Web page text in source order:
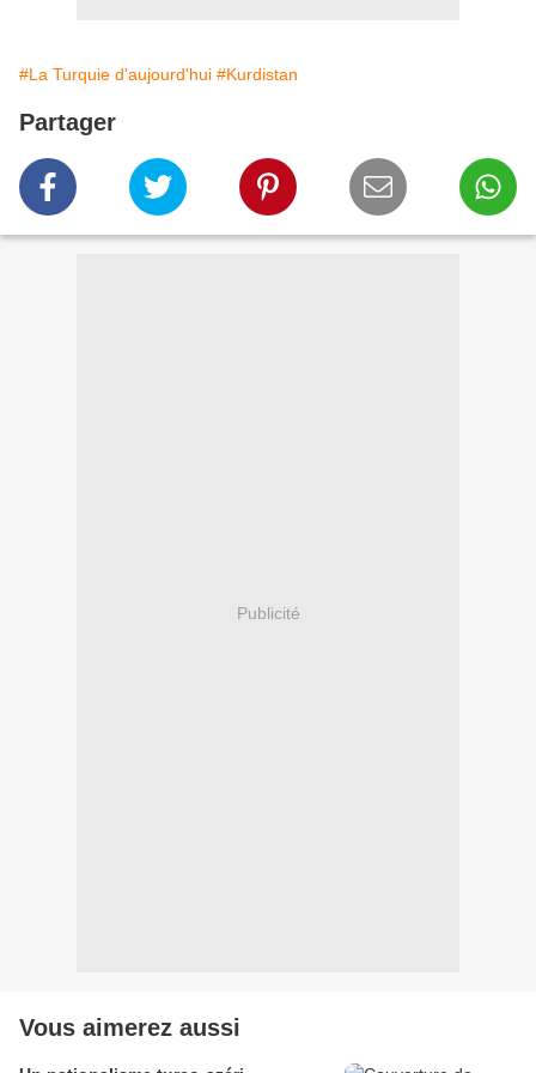
#La Turquie d'aujourd'hui #Kurdistan
Partager
Publicité
Vous aimerez aussi